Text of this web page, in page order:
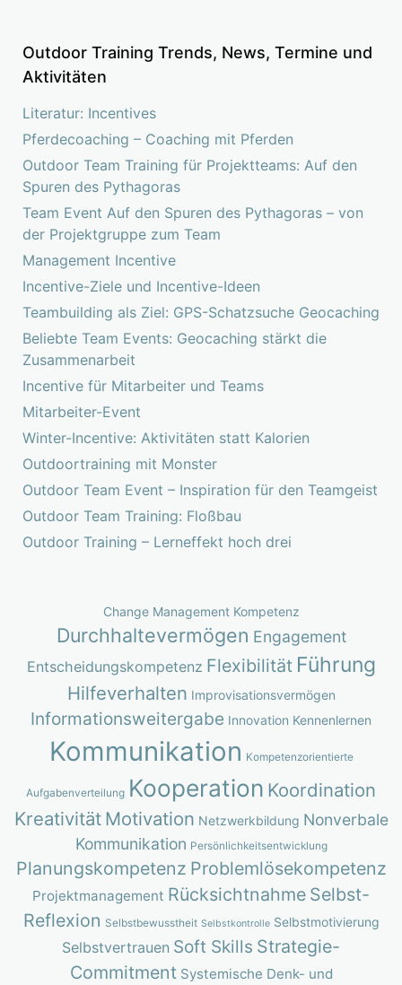
Outdoor Training Trends, News, Termine und
Aktivitäten
Literatur: Incentives
Pferdecoaching – Coaching mit Pferden
Outdoor Team Training für Projektteams: Auf den
Spuren des Pythagoras
Team Event Auf den Spuren des Pythagoras – von
der Projektgruppe zum Team
Management Incentive
Incentive-Ziele und Incentive-Ideen
Teambuilding als Ziel: GPS-Schatzsuche Geocaching
Beliebte Team Events: Geocaching stärkt die
Zusammenarbeit
Incentive für Mitarbeiter und Teams
Mitarbeiter-Event
Winter-Incentive: Aktivitäten statt Kalorien
Outdoortraining mit Monster
Outdoor Team Event – Inspiration für den Teamgeist
Outdoor Team Training: Floßbau
Outdoor Training – Lerneffekt hoch drei
Change Management Kompetenz
Durchhaltevermögen Engagement
Entscheidungskompetenz Flexibilität Führung
Hilfeverhalten Improvisationsvermögen
Informationsweitergabe Innovation Kennenlernen
Kommunikation Kompetenzorientierte
Aufgabenverteilung Kooperation Koordination
Kreativität Motivation Netzwerkbildung Nonverbale
Kommunikation Persönlichkeitsentwicklung
Planungskompetenz Problemlösekompetenz
Projektmanagement Rücksichtnahme Selbst-
Reflexion Selbstbewusstheit Selbstkontrolle Selbstmotivierung
Selbstvertrauen Soft Skills Strategie-
Commitment Systemische Denk- und